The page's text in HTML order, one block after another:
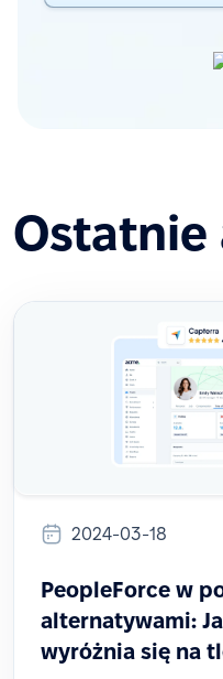
Ostatnie
2024-03-18
PeopleForce w
alternatywami:
wyróżnia się na